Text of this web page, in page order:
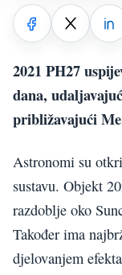
2021 PH27
dana,
približavajući
Astronomi su
sustavu. Objekt
razdoblje oko
Također ima
djelovanjem